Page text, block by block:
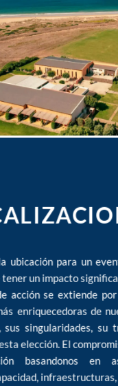
ubicación para un
tener un impacto
acción se extiende
enriquecedoras de
singularidades, su
elección. El
basandonos en